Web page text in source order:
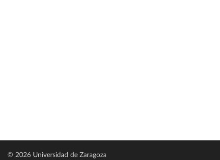
© 2026 Universidad de Zaragoza